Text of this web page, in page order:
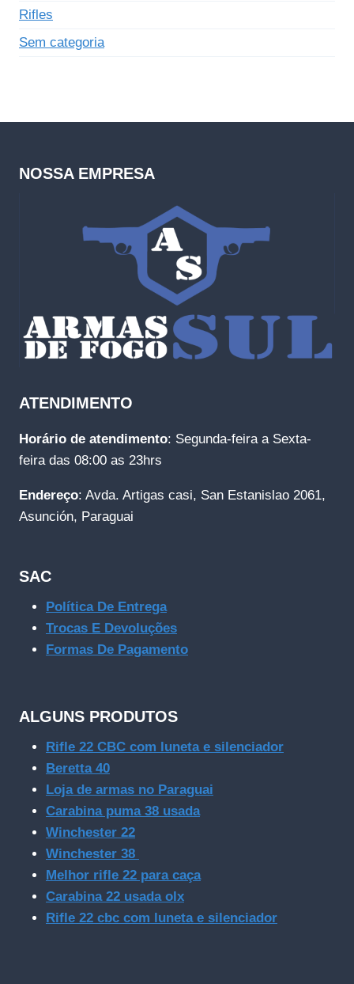
Rifles
Sem categoria
NOSSA EMPRESA
ATENDIMENTO
Horário de atendimento: Segunda-feira a Sexta-
feira das 08:00 as 23hrs
Endereço: Avda. Artigas casi, San Estanislao 2061,
Asunción, Paraguai
SAC
Política De Entrega
Trocas E Devoluções
Formas De Pagamento
ALGUNS PRODUTOS
Rifle 22 CBC com luneta e silenciador
Beretta 40
Loja de armas no Paraguai
Carabina puma 38 usada
Winchester 22
Winchester 38
Melhor rifle 22 para caça
Carabina 22 usada olx
Rifle 22 cbc com luneta e silenciador